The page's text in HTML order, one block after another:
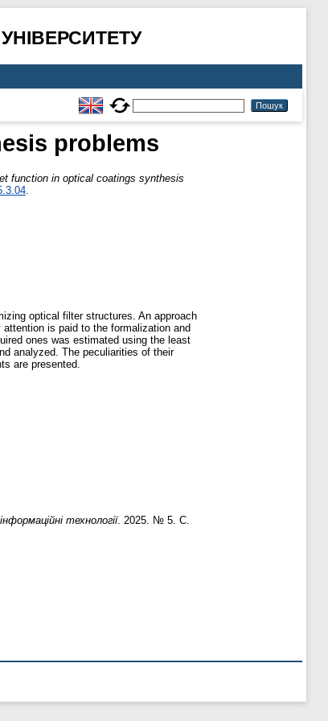
problems
function in optical coatings synthesis
.
optical filter structures. An approach
is paid to the formalization and
ones was estimated using the least
analyzed. The peculiarities of their
are presented.
технології. 2025. № 5. С.